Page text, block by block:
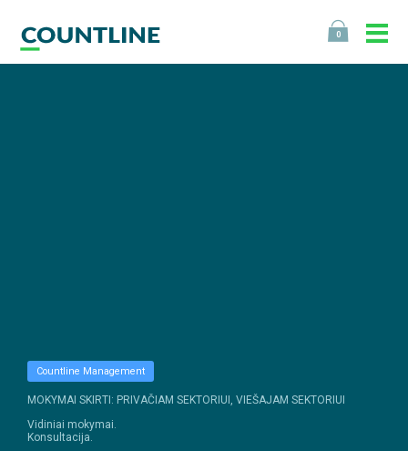
0
Countline Management
MOKYMAI SKIRTI: PRIVAČIAM SEKTORIUI, VIEŠAJAM SEKTORIUI
Vidiniai mokymai.
Konsultacija.